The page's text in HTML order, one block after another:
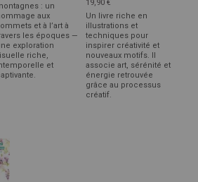
: un
aux
et à l’art à
les époques —
exploration
riche,
et
19,90 €
Un livre riche en
illustrations et
techniques pour
inspirer créativité et
nouveaux motifs. Il
associe art, sérénité et
énergie retrouvée
grâce au processus
créatif.